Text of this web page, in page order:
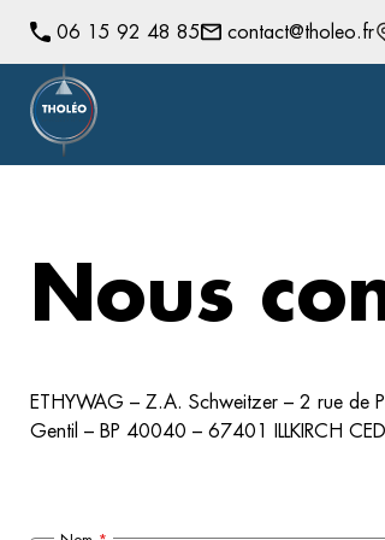
06 15 92 48 85 contact@tholeo.fr
Nous
ETHYWAG – Z.A. Schweitzer – 2 rue de
Gentil – BP 40040 – 67401 ILLKIRCH